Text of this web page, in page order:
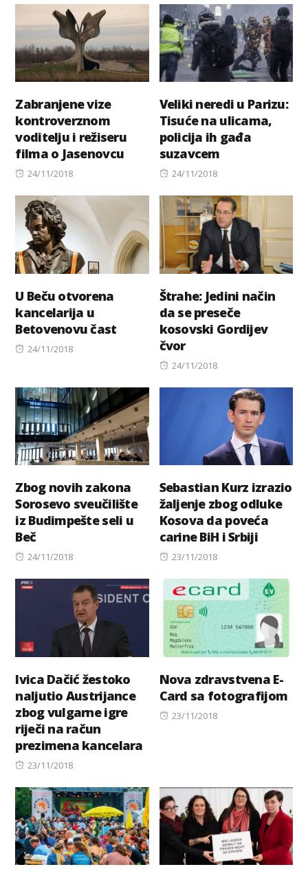
Zabranjene vize
kontroverznom
voditelju i režiseru
filma o Jasenovcu
Posted
24/11/2018
Veliki neredi u Parizu:
Tisuće na ulicama,
policija ih gađa
suzavcem
Posted
24/11/2018
U Beču otvorena
kancelarija u
Betovenovu čast
Posted
24/11/2018
Štrahe: Jedini način
da se preseče
kosovski Gordijev
čvor
Posted
24/11/2018
Zbog novih zakona
Sorosevo sveučilište
iz Budimpešte seli u
Beč
Posted
24/11/2018
Sebastian Kurz izrazio
žaljenje zbog odluke
Kosova da poveća
carine BiH i Srbiji
Posted
23/11/2018
Ivica Dačić žestoko
naljutio Austrijance
zbog vulgarne igre
riječi na račun
prezimena kancelara
Posted
23/11/2018
Nova zdravstvena E-
Card sa fotografijom
Posted
23/11/2018